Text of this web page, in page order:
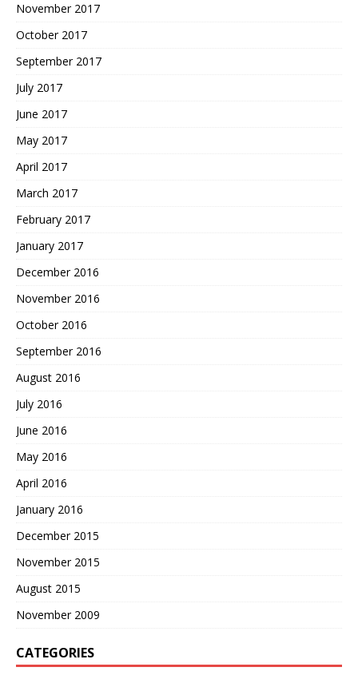
November 2017
October 2017
September 2017
July 2017
June 2017
May 2017
April 2017
March 2017
February 2017
January 2017
December 2016
November 2016
October 2016
September 2016
August 2016
July 2016
June 2016
May 2016
April 2016
January 2016
December 2015
November 2015
August 2015
November 2009
CATEGORIES